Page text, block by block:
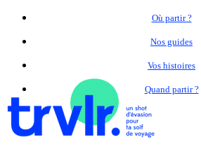
Où partir ?
Nos guides
Vos histoires
Quand partir ?